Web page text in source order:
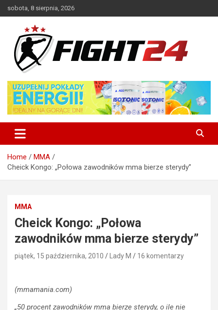
to
sobota, 8 sierpnia, 2026
FIGHT24.PL – MMA i K-1, UFC
Home
MMA
Cheick Kongo: „Połowa zawodników mma bierze sterydy”
MMA
Cheick Kongo: „Połowa
zawodników mma bierze sterydy”
piątek, 15 października, 2010 Lady M 16 komentarzy
(mmamania.com)
„50 procent zawodników mma bierze sterydy, o ile nie